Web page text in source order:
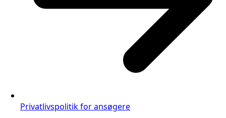
Privatlivspolitik for ansøgere